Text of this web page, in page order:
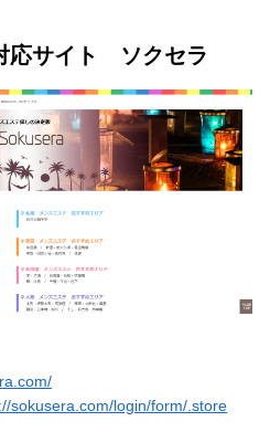
応サイト ソクセラ
sokusera.com/login/form/.store